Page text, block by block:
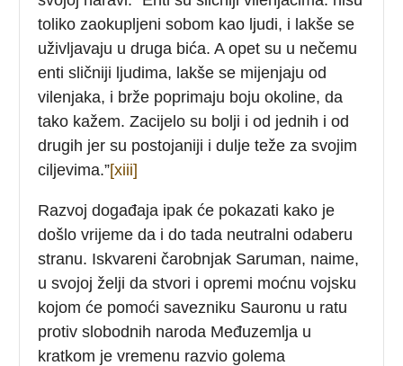
toliko zaokupljeni sobom kao ljudi, i lakše se
uživljavaju u druga bića. A opet su u nečemu
enti sličniji ljudima, lakše se mijenjaju od
vilenjaka, i brže poprimaju boju okoline, da
tako kažem. Zacijelo su bolji i od jednih i od
drugih jer su postojaniji i dulje teže za svojim
ciljevima.”[xiii]
Razvoj događaja ipak će pokazati kako je
došlo vrijeme da i do tada neutralni odaberu
stranu. Iskvareni čarobnjak Saruman, naime,
u svojoj želji da stvori i opremi moćnu vojsku
kojom će pomoći savezniku Sauronu u ratu
protiv slobodnih naroda Međuzemlja u
kratkom je vremenu razvio golema